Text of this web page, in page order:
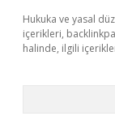
Hukuka ve yasal
içerikleri,
halinde, ilgili